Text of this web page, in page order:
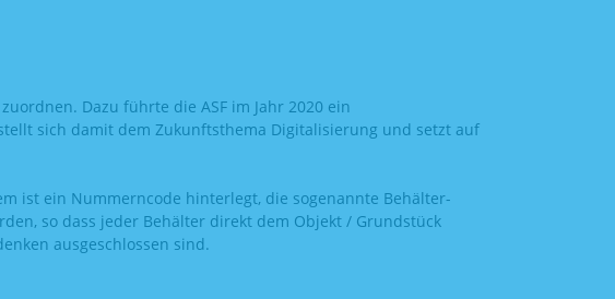
Dazu führte die ASF im Jahr 2020 ein
sich damit dem Zukunftsthema Digitalisierung und setzt auf
ist ein Nummerncode hinterlegt, die sogenannte Behälter-
so dass jeder Behälter direkt dem Objekt / Grundstück
ausgeschlossen sind.